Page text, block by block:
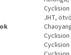
JHT,
Cyclision